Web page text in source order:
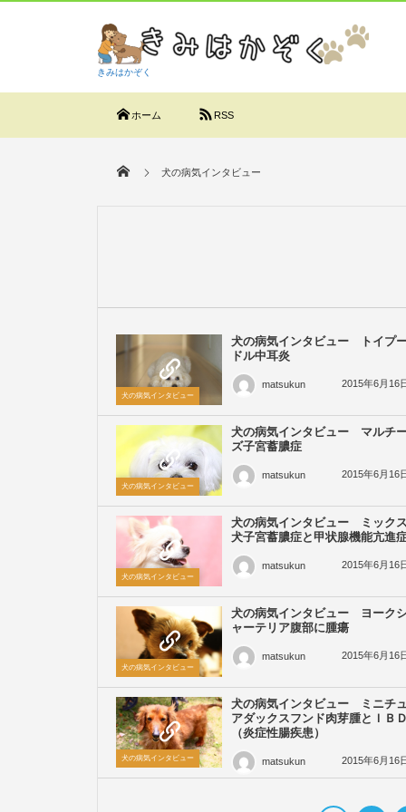
きみはかぞく
ホーム RSS
犬の病気インタビュー
犬の病気インタビュー
犬の病気インタビュー トイプ
ドル中耳炎
matsukun 2015年6月16
犬の病気インタビュー
犬の病気インタビュー マルチ
ズ子宮蓄膿症
matsukun 2015年6月16
犬の病気インタビュー
犬の病気インタビュー ミック
犬子宮蓄膿症と甲状腺機能亢進
matsukun 2015年6月16
犬の病気インタビュー
犬の病気インタビュー ヨーク
ャーテリア腹部に腫瘍
matsukun 2015年6月16
犬の病気インタビュー
犬の病気インタビュー ミニチ
アダックスフンド肉芽腫とＩＢ
（炎症性腸疾患）
matsukun 2015年6月16